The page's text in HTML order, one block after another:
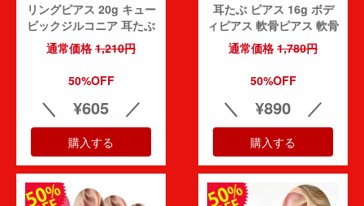
リングピアス 20g キュー
ビックジルコニア 耳たぶ
かわいい ボディピアス リ
ング ピアス 仕事用 ヘリ
ックス 軟骨ピアス トラガ
ス 医療用ステンレス 医療
用 サージカルステンレス
金属アレルギー対応 urk
通常価格 1,210円
50%OFF
＼ ¥605 ／
購入する
耳たぶ ピアス 16g ボデ
ィピアス 軟骨ピアス 軟骨
耳用 イヤーロブ 軟骨用
トラガス ヘリックス スト
レートバーベル シルバー
ブラック クモの巣 個性派
クモ urk
通常価格 1,780円
50%OFF
＼ ¥890 ／
購入する